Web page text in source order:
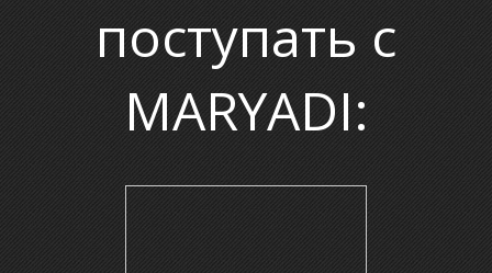
поступать с
MARYADI: